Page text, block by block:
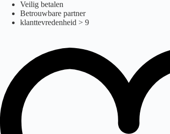
e-step
naar
Veilig betalen
Betrouwbare partner
klanttevredenheid > 9